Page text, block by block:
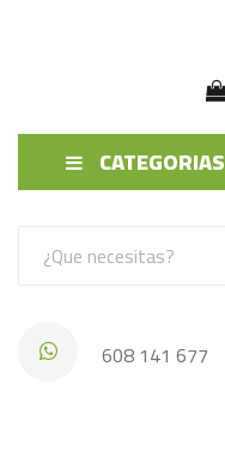
CATEGORIAS
608 141 677